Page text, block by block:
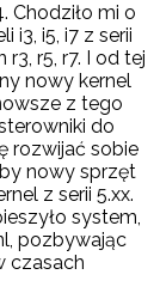
Chodziło mi o
i3, i5, i7 z serii
r5, r7. I od tej
nowy kernel
z tego
do
rozwijać sobie
nowy sprzęt
z serii 5.xx.
system,
pozbywając
czasach